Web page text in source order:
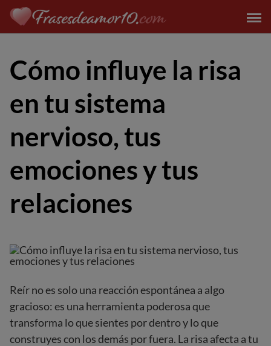
Saltar
contenido
Cómo influye la risa
en tu sistema
nervioso, tus
emociones y tus
relaciones
Reír no es solo una reacción espontánea a algo
gracioso: es una herramienta poderosa que
transforma lo que sientes por dentro y lo que
construyes con los demás por fuera. La risa afecta a tu